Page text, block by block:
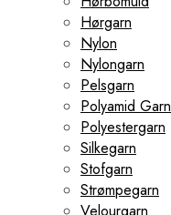
Hørgarn
Nylon
Nylongarn
Pelsgarn
Polyamid Garn
Polyestergarn
Silkegarn
Stofgarn
Strømpegarn
Velourgarn